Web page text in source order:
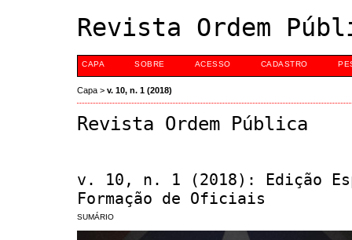
Revista Ordem
CAPA SOBRE ACESSO CADASTRO
Capa > v. 10, n. 1 (2018)
Revista Ordem Pública
v. 10, n. 1 (2018): Edição
Formação de Oficiais
SUMÁRIO